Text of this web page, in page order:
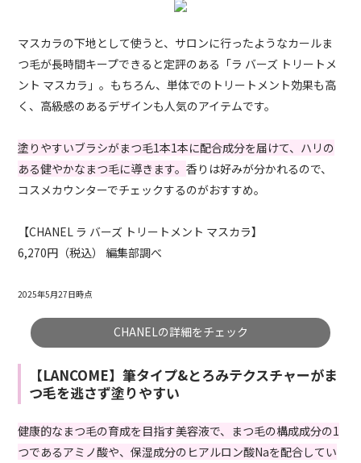
マスカラの下地として使うと、サロンに行ったようなカールま
つ毛が長時間キープできると定評のある「ラ バーズ トリートメ
ント マスカラ」。もちろん、単体でのトリートメント効果も高
く、高級感のあるデザインも人気のアイテムです。
塗りやすいブラシがまつ毛1本1本に配合成分を届けて、ハリの
ある健やかなまつ毛に導きます。香りは好みが分かれるので、
コスメカウンターでチェックするのがおすすめ。
【CHANEL ラ バーズ トリートメント マスカラ】
6,270円（税込） 編集部調べ
2025年5月27日時点
CHANELの詳細をチェック
【LANCOME】筆タイプ&とろみテクスチャーがま
つ毛を逃さず塗りやすい
健康的なまつ毛の育成を目指す美容液で、まつ毛の構成成分の1
つであるアミノ酸や、保湿成分のヒアルロン酸Naを配合してい